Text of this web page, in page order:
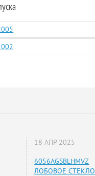
18 АПР 2025
6056AGSBLHMVZ
ЛОБОВОЕ СТЕКЛО